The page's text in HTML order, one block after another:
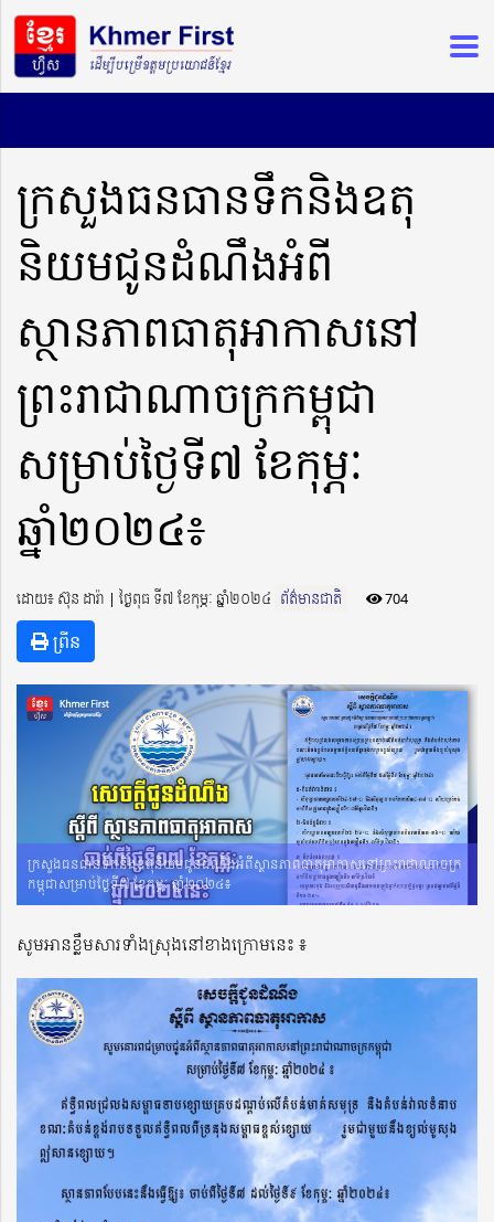
ក្រសួងធនធានទឹកនិងឧតុ
និយមជូនដំណឹងអំពី
ស្ថានភាពធាតុអាកាសនៅ
ព្រះរាជាណាចក្រកម្ពុជា
សម្រាប់ថ្ងៃទី៧ ខែកុម្ភៈ
ឆ្នាំ២០២៤៖
ដោយ៖ ស៊ុន ដារ៉ា ​​ | ថ្ងៃពុធ ទី៧ ខែកុម្ភៈ ឆ្នាំ២០២៤ ព័ត៌មានជាតិ 704
ព្រីន
ក្រសួងធនធានទឹកនិងឧតុនិយមជូនដំណឹងអំពីស្ថានភាពធាតុអាកាសនៅព្រះរាជាណាចក្រ
កម្ពុជាសម្រាប់ថ្ងៃទី៧ ខែកុម្ភៈ ឆ្នាំ២០២៤៖
សូមអានខ្លឹមសារទាំងស្រុងនៅខាងក្រោមនេះ ៖